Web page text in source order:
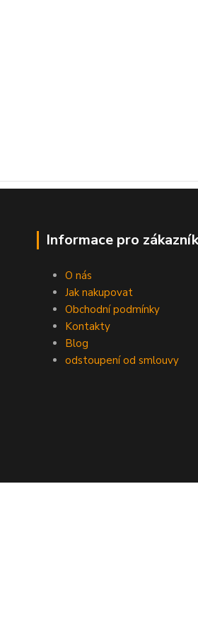
Informace pro
O nás
Jak nakupovat
Obchodní podmínky
Kontakty
Blog
odstoupení od smlouvy